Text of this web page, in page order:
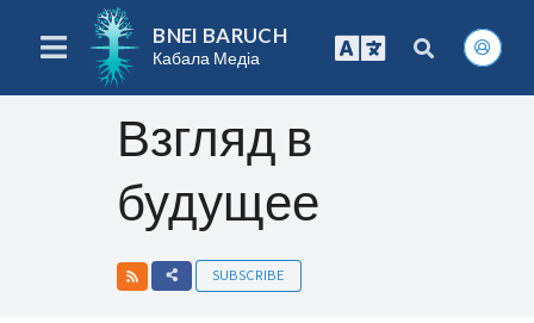
BNEI BARUCH
Кабала Медіа
Взгляд в
будущее
SUBSCRIBE